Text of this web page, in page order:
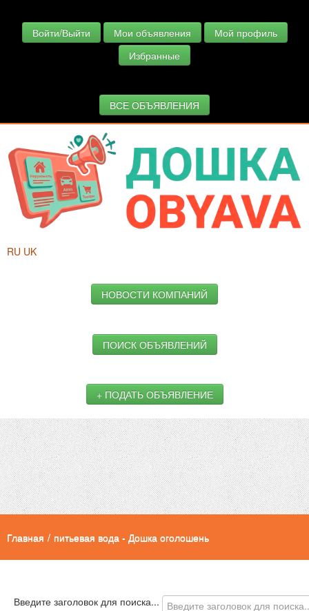
Войти/Выйти Мои объявления
Мой профиль
Избранные
ВСЕ ОБЪЯВЛЕНИЯ
RU UK
НОВОСТИ КОМПАНИЙ
ПОИСК ОБЪЯВЛЕНИЙ
+ ПОДАТЬ ОБЪЯВЛЕНИЕ
Главная / питьевая вода - Дошка оголошень
Введите заголовок для поиска...